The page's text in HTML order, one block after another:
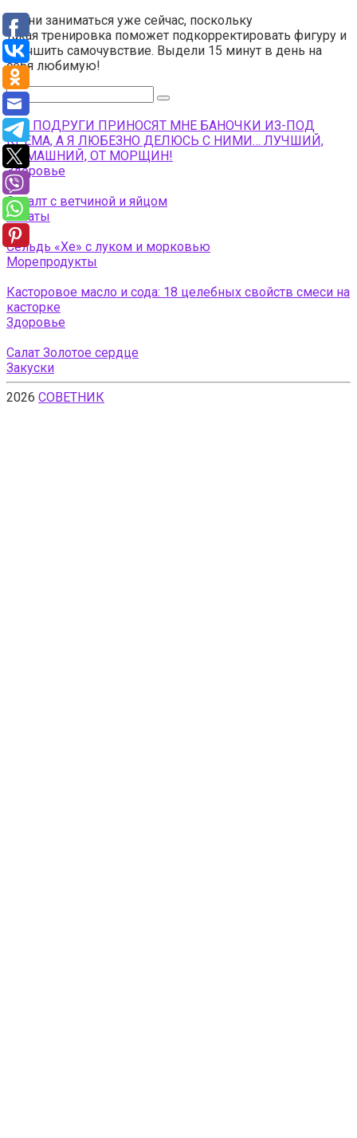
Начни заниматься уже сейчас, поскольку
такая тренировка поможет подкорректировать фигуру и
улучшить самочувствие. Выдели 15 минут в день на
себя любимую!
Поиск:
ВСЕ ПОДРУГИ ПРИНОСЯТ МНЕ БАНОЧКИ ИЗ-ПОД
КРЕМА, А Я ЛЮБЕЗНО ДЕЛЮСЬ С НИМИ… ЛУЧШИЙ,
ДОМАШНИЙ, ОТ МОРЩИН!
Здоровье
Салалт с ветчиной и яйцом
Салаты
Сельдь «Хе» с луком и морковью
Морепродукты
Касторовое масло и сода: 18 целебных свойств смеси на
касторке
Здоровье
Салат Золотое сердце
Закуски
2026 СОВЕТНИК